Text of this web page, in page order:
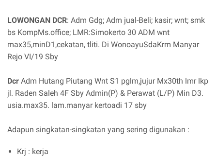
LOWONGAN DCR: Adm Gdg; Adm jual-Beli; kasir; wnt; smk
bs KompMs.office; LMR:Simokerto 30 ADM wnt
max35,minD1,cekatan, tliti. Di WonoayuSdaKrm Manyar
Rejo VI/19 Sby
Dcr Adm Hutang Piutang Wnt S1 pglm,jujur Mx30th lmr lkp
jl. Raden Saleh 4F Sby Admin(P) & Perawat (L/P) Min D3.
usia.max35. lam.manyar kertoadi 17 sby
Adapun singkatan-singkatan yang sering digunakan :
Krj : kerja